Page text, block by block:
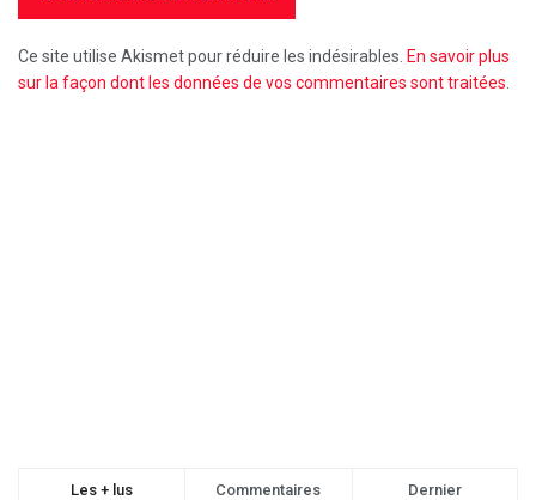
Ce site utilise Akismet pour réduire les indésirables. En savoir plus
sur la façon dont les données de vos commentaires sont traitées.
Les + lus Commentaires Dernier